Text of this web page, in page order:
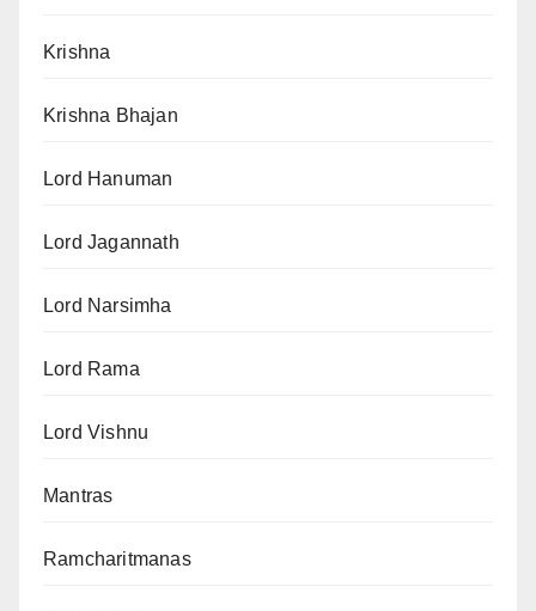
Krishna
Krishna Bhajan
Lord Hanuman
Lord Jagannath
Lord Narsimha
Lord Rama
Lord Vishnu
Mantras
Ramcharitmanas